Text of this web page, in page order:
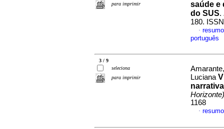
para imprimir
saúde e
do SUS.
180.
·
português
3 / 9
seleciona
para imprimir
Luciana
Horizonte)
1168
·